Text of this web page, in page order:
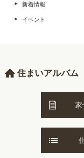
新着情報
イベント
住まいアルバム
家